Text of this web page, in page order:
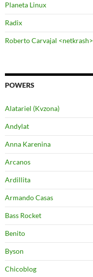
Planeta Linux
Radix
Roberto Carvajal <netkrash>
POWERS
Alatariel (Kvzona)
Andylat
Anna Karenina
Arcanos
Ardillita
Armando Casas
Bass Rocket
Benito
Byson
Chicoblog